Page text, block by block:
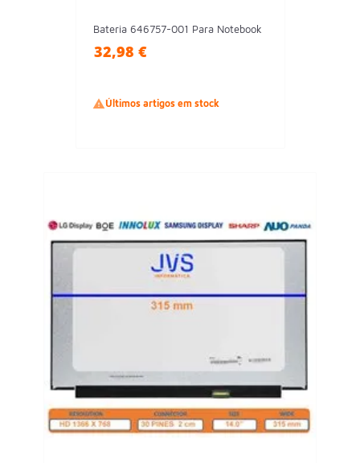
Bateria 646757-001 Para Notebook
32,98 €
Últimos artigos em stock